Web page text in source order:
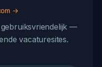
→
—
vacaturesites.